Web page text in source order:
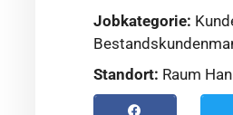
Jobkategorie:
Standort: Raum